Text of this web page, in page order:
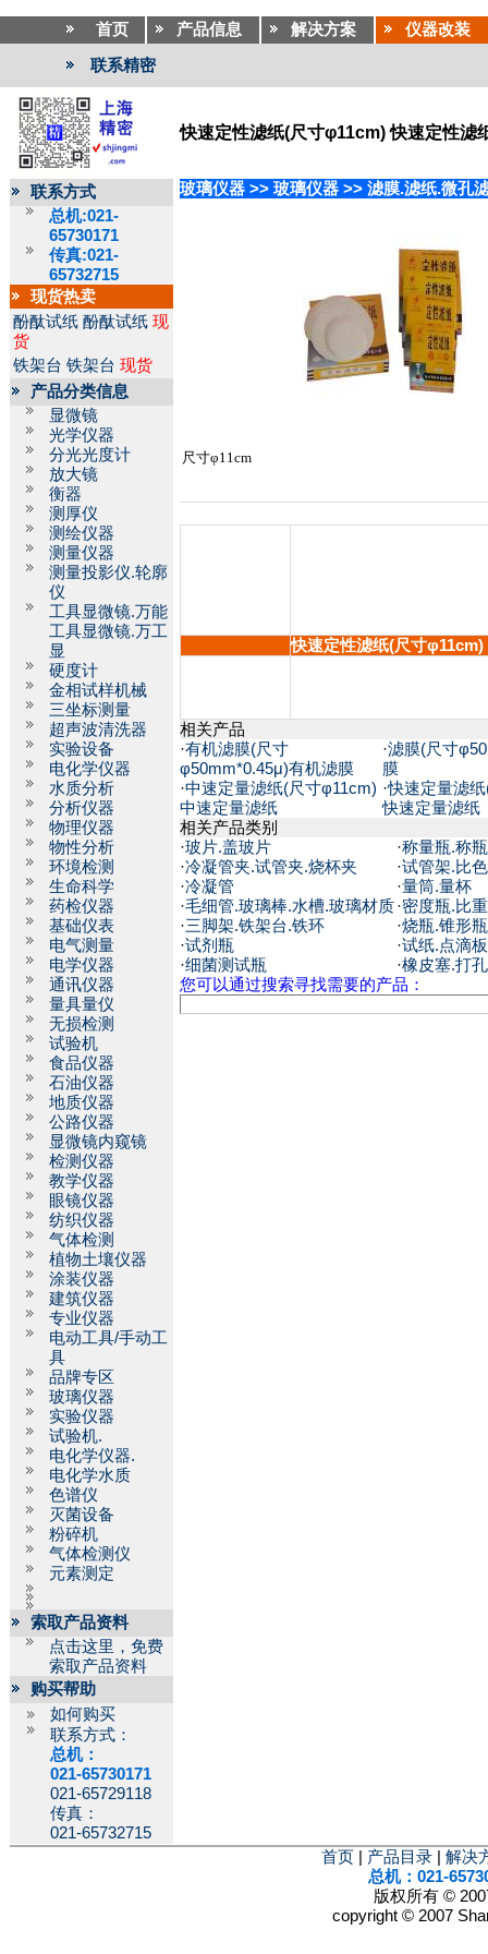
首页 产品信息 解决方案 仪器改装
联系精密
快速定性滤纸(尺寸φ11cm) 快速定性滤
联系方式
总机:021-
65730171
传真:021-
65732715
现货热卖
酚酞试纸 酚酞试纸 现
货
铁架台 铁架台 现货
产品分类信息
显微镜
光学仪器
分光光度计
放大镜
衡器
测厚仪
测绘仪器
测量仪器
测量投影仪.轮廓
仪
工具显微镜.万能
工具显微镜.万工
显
硬度计
金相试样机械
三坐标测量
超声波清洗器
实验设备
电化学仪器
水质分析
分析仪器
物理仪器
物性分析
环境检测
生命科学
药检仪器
基础仪表
电气测量
电学仪器
通讯仪器
量具量仪
无损检测
试验机
食品仪器
石油仪器
地质仪器
公路仪器
显微镜内窥镜
检测仪器
教学仪器
眼镜仪器
纺织仪器
气体检测
植物土壤仪器
涂装仪器
建筑仪器
专业仪器
电动工具/手动工
具
品牌专区
玻璃仪器
实验仪器
试验机.
电化学仪器.
电化学水质
色谱仪
灭菌设备
粉碎机
气体检测仪
元素测定
索取产品资料
点击这里，免费
索取产品资料
购买帮助
如何购买
联系方式：
总机：
021-65730171
021-65729118
传真：
021-65732715
玻璃仪器 >> 玻璃仪器 >> 滤膜.滤纸.微孔
尺寸φ11cm
快速定性滤纸(尺寸φ11cm)
相关产品
·有机滤膜(尺寸
φ50mm*0.45μ)有机滤膜
·滤膜(尺寸
膜
·中速定量滤纸(尺寸φ11cm)
中速定量滤纸
·快速定量滤
快速定量滤纸
相关产品类别
·玻片.盖玻片 ·称量瓶.称
·冷凝管夹.试管夹.烧杯夹 ·试管架.比
·冷凝管 ·量筒.量杯
·毛细管.玻璃棒.水槽.玻璃材质·密度瓶.比
·三脚架.铁架台.铁环 ·烧瓶.锥形
·试剂瓶 ·试纸.点滴
·细菌测试瓶 ·橡皮塞.打
您可以通过搜索寻找需要的产品：
首页 产品目录
解决
总机：021-
版权所有 ©
copyright © 2007